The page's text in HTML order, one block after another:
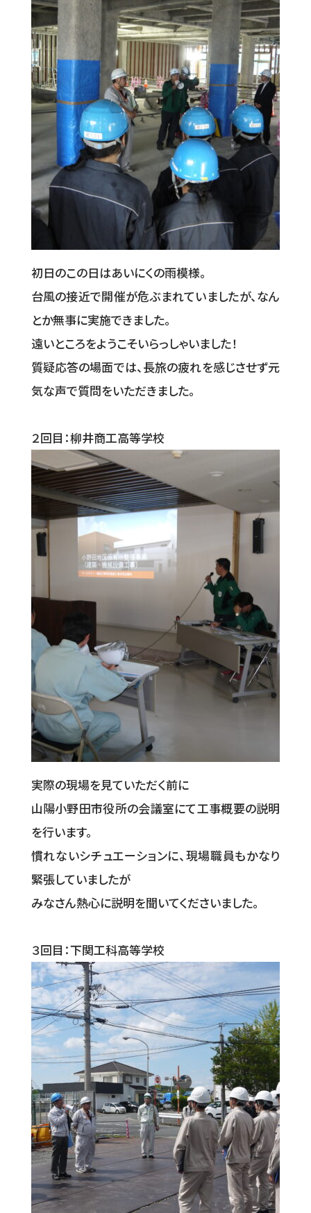
初日のこの日はあいにくの雨模様。
台風の接近で開催が危ぶまれていましたが、なん
とか無事に実施できました。
遠いところをようこそいらっしゃいました！
質疑応答の場面では、長旅の疲れを感じさせず元
気な声で質問をいただきました。
２回目：柳井商工高等学校
実際の現場を見ていただく前に
山陽小野田市役所の会議室にて工事概要の説明
を行います。
慣れないシチュエーションに、現場職員もかなり
緊張していましたが
みなさん熱心に説明を聞いてくださいました。
３回目：下関工科高等学校